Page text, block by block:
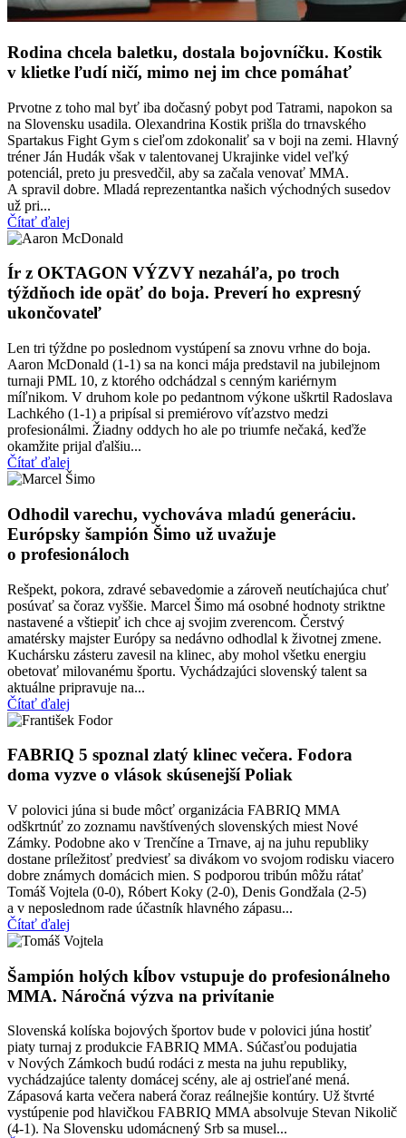
Rodina chcela baletku, dostala bojovníčku. Kostik
v klietke ľudí ničí, mimo nej im chce pomáhať
Prvotne z toho mal byť iba dočasný pobyt pod Tatrami, napokon sa
na Slovensku usadila. Olexandrina Kostik prišla do trnavského
Spartakus Fight Gym s cieľom zdokonaliť sa v boji na zemi. Hlavný
tréner Ján Hudák však v talentovanej Ukrajinke videl veľký
potenciál, preto ju presvedčil, aby sa začala venovať MMA.
A spravil dobre. Mladá reprezentantka našich východných susedov
už pri...
Čítať ďalej
Ír z OKTAGON VÝZVY nezaháľa, po troch
týždňoch ide opäť do boja. Preverí ho expresný
ukončovateľ
Len tri týždne po poslednom vystúpení sa znovu vrhne do boja.
Aaron McDonald (1-1) sa na konci mája predstavil na jubilejnom
turnaji PML 10, z ktorého odchádzal s cenným kariérnym
míľnikom. V druhom kole po pedantnom výkone uškrtil Radoslava
Lachkého (1-1) a pripísal si premiérovo víťazstvo medzi
profesionálmi. Žiadny oddych ho ale po triumfe nečaká, keďže
okamžite prijal ďalšiu...
Čítať ďalej
Odhodil varechu, vychováva mladú generáciu.
Európsky šampión Šimo už uvažuje
o profesionáloch
Rešpekt, pokora, zdravé sebavedomie a zároveň neutíchajúca chuť
posúvať sa čoraz vyššie. Marcel Šimo má osobné hodnoty striktne
nastavené a vštiepiť ich chce aj svojim zverencom. Čerstvý
amatérsky majster Európy sa nedávno odhodlal k životnej zmene.
Kuchársku zásteru zavesil na klinec, aby mohol všetku energiu
obetovať milovanému športu. Vychádzajúci slovenský talent sa
aktuálne pripravuje na...
Čítať ďalej
FABRIQ 5 spoznal zlatý klinec večera. Fodora
doma vyzve o vlások skúsenejší Poliak
V polovici júna si bude môcť organizácia FABRIQ MMA
odškrtnúť zo zoznamu navštívených slovenských miest Nové
Zámky. Podobne ako v Trenčíne a Trnave, aj na juhu republiky
dostane príležitosť predviesť sa divákom vo svojom rodisku viacero
dobre známych domácich mien. S podporou tribún môžu rátať
Tomáš Vojtela (0-0), Róbert Koky (2-0), Denis Gondžala (2-5)
a v neposlednom rade účastník hlavného zápasu...
Čítať ďalej
Šampión holých kĺbov vstupuje do profesionálneho
MMA. Náročná výzva na privítanie
Slovenská kolíska bojových športov bude v polovici júna hostiť
piaty turnaj z produkcie FABRIQ MMA. Súčasťou podujatia
v Nových Zámkoch budú rodáci z mesta na juhu republiky,
vychádzajúce talenty domácej scény, ale aj ostrieľané mená.
Zápasová karta večera naberá čoraz reálnejšie kontúry. Už štvrté
vystúpenie pod hlavičkou FABRIQ MMA absolvuje Stevan Nikolič
(4-1). Na Slovensku udomácnený Srb sa musel...